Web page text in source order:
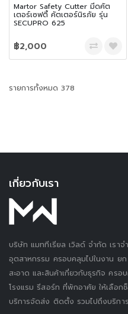
Martor Safety Cutter มีดคัต
เตอร์เซฟตี้ คัตเตอร์นิรภัย รุ่น
SECUPRO 625
฿2,000
รายการทั้งหมด 378
เกี่ยวกับเรา
บริษัท แมททีเรียล เวิลด์ จำกัด เรา
อุตสาหกรรม ครอบคลุมไปในงาน ย
สะอาด และสินค้าเกี่ยวกับธุรกิจ ครอ
โรงแรม รีสอร์ท ที่พักอาศัย ให้เลือ
บริการจัดส่ง ติดตั้ง รวมไปถึงบริการ